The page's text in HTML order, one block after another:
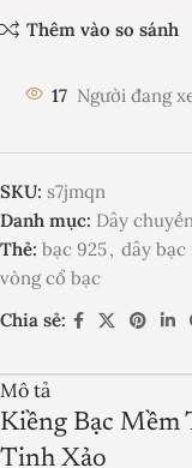
Thêm vào so sánh
17 Người đang
SKU: s7jmqn
Danh mục: Dây
Thẻ: bạc 925, dây bạc
vòng cổ bạc
Chia sẻ:
Mô tả
Kiềng Bạc Mềm
Tinh Xảo